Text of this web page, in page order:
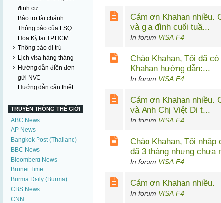
định cư
Bảo trợ tài chánh
Thông báo của LSQ
Hoa Kỳ tại TP.HCM
Thông báo di trú
Lịch visa hàng tháng
Hướng dẫn điền đơn
gửi NVC
Hướng dẫn cần thiết
TRUYỀN THÔNG THẾ GIỚI
ABC News
AP News
Bangkok Post (Thailand)
BBC News
Bloomberg News
Brunei Time
Burma Daily (Burma)
CBS News
CNN
Cám ơn Khahan nhiều.
và gia đình cuối tuầ...
In forum VISA F4
Chào Khahan, Tôi đã
Khahan hướng dẫn:...
In forum VISA F4
Cám ơn Khahan nhiều. Chúc Khahan
và Anh Chị Việt Di t...
In forum VISA F4
Chào Khahan, Tôi nhập
đã 3 tháng nhưng chưa
In forum VISA F4
Cám ơn Khahan nhiều.
In forum VISA F4